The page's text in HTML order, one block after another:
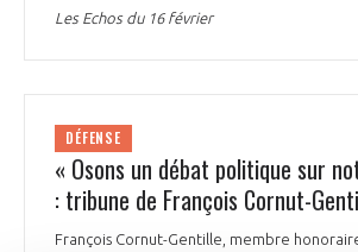
Les Echos du 16 février
DÉFENSE
« Osons un débat politique sur
: tribune de François Cornut-
François Cornut-Gentille, membre